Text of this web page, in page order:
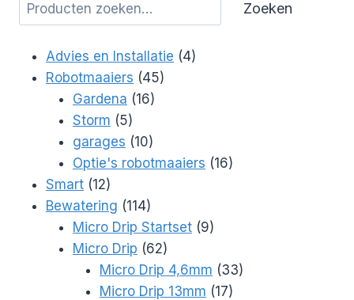
Zoeken
Advies en Installatie 44
Robotmaaiers 4545
Gardena 1616
Storm 55
producten
garages 1010
producten
Optie's robotmaaiers 1616
Smart 1212
producten
Bewatering 114114
producten
Micro Drip Startset 99
Micro Drip 6262
producten
Micro Drip 4,6mm 3333
Micro Drip 13mm 1717